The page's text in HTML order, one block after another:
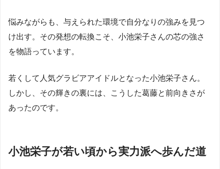
悩みながらも、与えられた環境で自分なりの強みを見つ
け出す。その発想の転換こそ、小池栄子さんの芯の強さ
を物語っています。
若くして人気グラビアアイドルとなった小池栄子さん。
しかし、その輝きの裏には、こうした葛藤と前向きさが
あったのです。
小池栄子が若い頃から実力派へ歩んだ道